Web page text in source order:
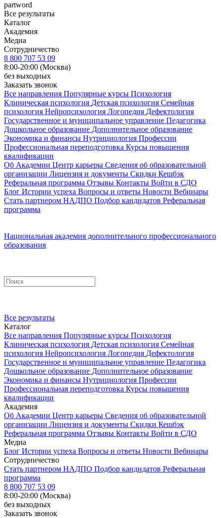
partword
Все результаты
Каталог
Академия
Медиа
Сотрудничество
8 800 707 53 09
8:00-20:00 (Москва)
без выходных
Заказать звонок
Все направления Популярные курсы Психология
Клиническая психология Детская психология Семейная
психология Нейропсихология Логопедия Дефектология
Государственное и муниципальное управление Педагогика
Дошкольное образование Дополнительное образование
Экономика и финансы Нутрициология Профессии
Профессиональная переподготовка Курсы повышения
квалификации
Об Академии Центр карьеры Сведения об образовательной
организации Лицензия и документы Скидки Кешбэк
Реферальная программа Отзывы Контакты Войти в СДО
Блог Истории успеха Вопросы и ответы Новости Вебинары
Стать партнером НАДПО Подбор кандидатов Реферальная
программа
Национальная академия дополнительного профессионального
образования
Все результаты
Каталог
Все направления Популярные курсы Психология
Клиническая психология Детская психология Семейная
психология Нейропсихология Логопедия Дефектология
Государственное и муниципальное управление Педагогика
Дошкольное образование Дополнительное образование
Экономика и финансы Нутрициология Профессии
Профессиональная переподготовка Курсы повышения
квалификации
Академия
Об Академии Центр карьеры Сведения об образовательной
организации Лицензия и документы Скидки Кешбэк
Реферальная программа Отзывы Контакты Войти в СДО
Медиа
Блог Истории успеха Вопросы и ответы Новости Вебинары
Сотрудничество
Стать партнером НАДПО Подбор кандидатов Реферальная
программа
8 800 707 53 09
8:00-20:00 (Москва)
без выходных
Заказать звонок